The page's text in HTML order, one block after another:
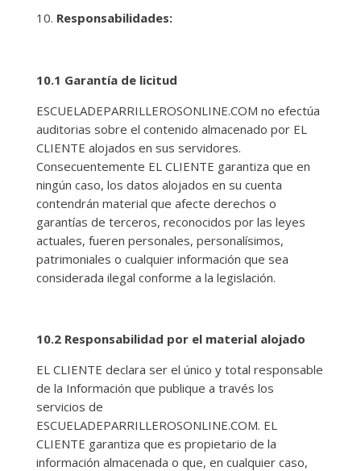
Responsabilidades:
10.1 Garantía de licitud
ESCUELADEPARRILLEROSONLINE.COM no efectúa
auditorias sobre el contenido almacenado por EL
CLIENTE alojados en sus servidores.
Consecuentemente EL CLIENTE garantiza que en
ningún caso, los datos alojados en su cuenta
contendrán material que afecte derechos o
garantías de terceros, reconocidos por las leyes
actuales, fueren personales, personalísimos,
patrimoniales o cualquier información que sea
considerada ilegal conforme a la legislación.
10.2 Responsabilidad por el material alojado
EL CLIENTE declara ser el único y total responsable
de la Información que publique a través los
servicios de
ESCUELADEPARRILLEROSONLINE.COM. EL
CLIENTE garantiza que es propietario de la
información almacenada o que, en cualquier caso,